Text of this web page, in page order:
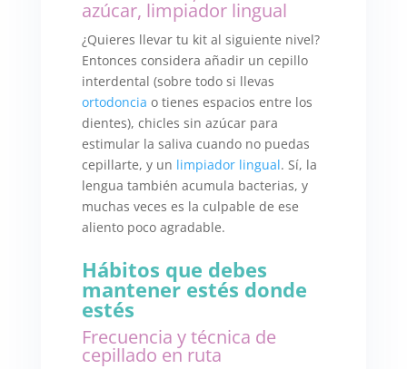
azúcar, limpiador lingual
¿Quieres llevar tu kit al siguiente nivel?
Entonces considera añadir un cepillo
interdental (sobre todo si llevas
ortodoncia o tienes espacios entre los
dientes), chicles sin azúcar para
estimular la saliva cuando no puedas
cepillarte, y un limpiador lingual. Sí, la
lengua también acumula bacterias, y
muchas veces es la culpable de ese
aliento poco agradable.
Hábitos que debes
mantener estés donde
estés
Frecuencia y técnica de
cepillado en ruta